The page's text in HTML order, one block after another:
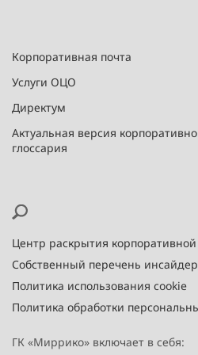
Корпоративная почта
Услуги ОЦО
Директум
Актуальная версия
глоссария
Центр раскрытия
Собственный перечень
Политика использования cookie
Политика обработки
ГК «Миррико» включает в себя: